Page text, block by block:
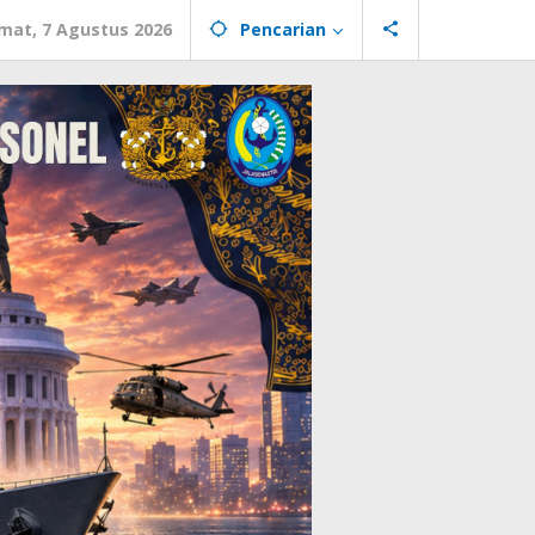
7 Agustus 2026 Pencarian